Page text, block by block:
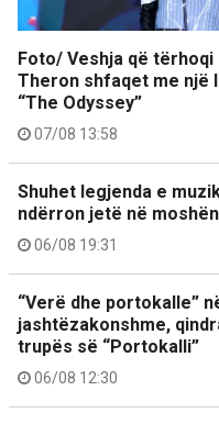
Foto/ Veshja që
Theron shfaqet me një
“The Odyssey”
07/08 13:58
Shuhet legjenda e
ndërron jetë në
06/08 19:31
“Verë dhe portokalle”
jashtëzakonshme,
trupës së “Portokalli”
06/08 12:30